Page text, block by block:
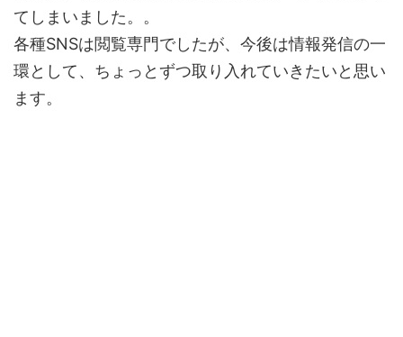
てしまいました。。
各種SNSは閲覧専門でしたが、今後は情報発信の一
環として、ちょっとずつ取り入れていきたいと思い
ます。